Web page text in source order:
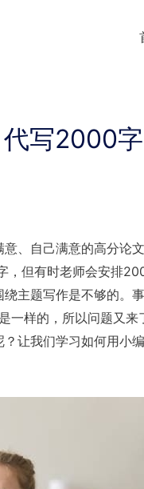
写2000
、自己满意的高分论
，但有时老师会安排
主题写作是不够的。
样的，所以问题又来
让我们学习如何用小